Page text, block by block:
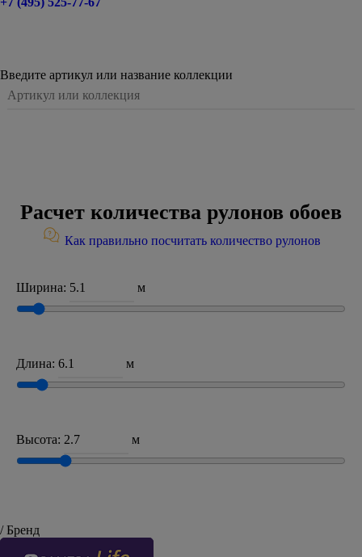
Введите артикул или название коллекции
Расчет количества рулонов обоев
Как правильно посчитать количество рулонов
Ширина: м
Длина: м
Высота: м
/ Бренд